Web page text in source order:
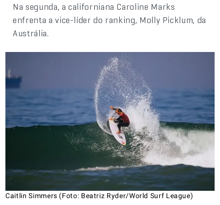
Na segunda, a californiana Caroline Marks
enfrenta a vice-líder do ranking, Molly Picklum, da
Austrália.
Caitlin Simmers (Foto: Beatriz Ryder/World Surf League)